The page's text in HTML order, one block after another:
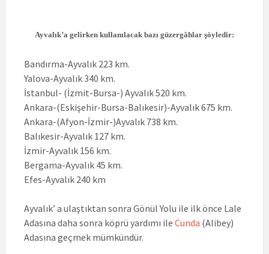
Ayvalık’a gelirken kullanılacak bazı güzergâhlar şöyledir:
Bandırma-Ayvalık 223 km.
Yalova-Ayvalık 340 km.
İstanbul- (İzmit-Bursa-) Ayvalık 520 km.
Ankara-(Eskişehir-Bursa-Balıkesir)-Ayvalık 675 km.
Ankara-(Afyon-İzmir-)Ayvalık 738 km.
Balıkesir-Ayvalık 127 km.
İzmir-Ayvalık 156 km.
Bergama-Ayvalık 45 km.
Efes-Ayvalık 240 km
Ayvalık’ a ulaştıktan sonra Gönül Yolu ile ilk önce Lale
Adasına daha sonra köprü yardımı ile Cunda (Alibey)
Adasına geçmek mümkündür.